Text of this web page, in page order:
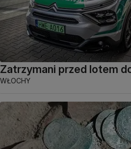
Zatrzymani przed lotem
WŁOCHY